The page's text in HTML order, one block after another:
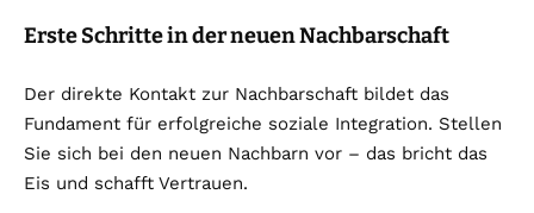
Erste Schritte in der neuen Nachbarschaft
Der direkte Kontakt zur Nachbarschaft bildet das
Fundament für erfolgreiche soziale Integration. Stellen
Sie sich bei den neuen Nachbarn vor – das bricht das
Eis und schafft Vertrauen.